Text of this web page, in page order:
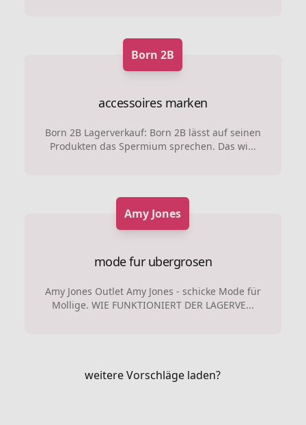
Born 2B
accessoires marken
Born 2B Lagerverkauf: Born 2B lässt auf seinen
Produkten das Spermium sprechen. Das wi...
Amy Jones
mode fur ubergrosen
Amy Jones Outlet Amy Jones - schicke Mode für
Mollige. WIE FUNKTIONIERT DER LAGERVE...
weitere Vorschläge laden?